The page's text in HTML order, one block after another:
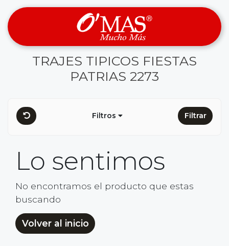
TRAJES TIPICOS FIESTAS
PATRIAS 2273
Filtros Filtrar
Lo sentimos
No encontramos el producto que estas
buscando
Volver al inicio